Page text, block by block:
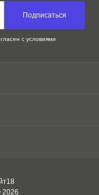
Подписаться
с условиями
2026